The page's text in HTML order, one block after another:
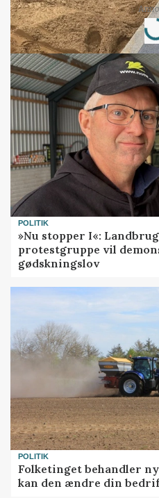
POLITIK
»Nu stopper I«:
protestgruppe vil
gødskningslov
POLITIK
Folketinget behandler
kan den ændre din